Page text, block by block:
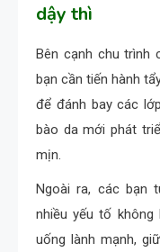
dậy thì
Bên cạnh chu trình
bạn cần tiến hành
để đánh bay các
bào da mới phát
mịn.
Ngoài ra, các bạn
nhiều yếu tố không
uống lành mạnh,